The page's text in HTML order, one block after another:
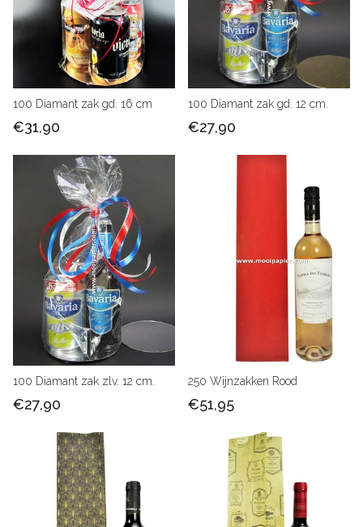
100 Diamant zak gd. 16 cm
€31,90
100 Diamant zak gd. 12 cm.
€27,90
100 Diamant zak zlv. 12 cm.
€27,90
250 Wijnzakken Rood
€51,95